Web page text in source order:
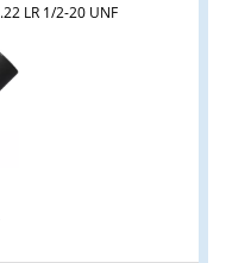
LR 1/2-20 UNF